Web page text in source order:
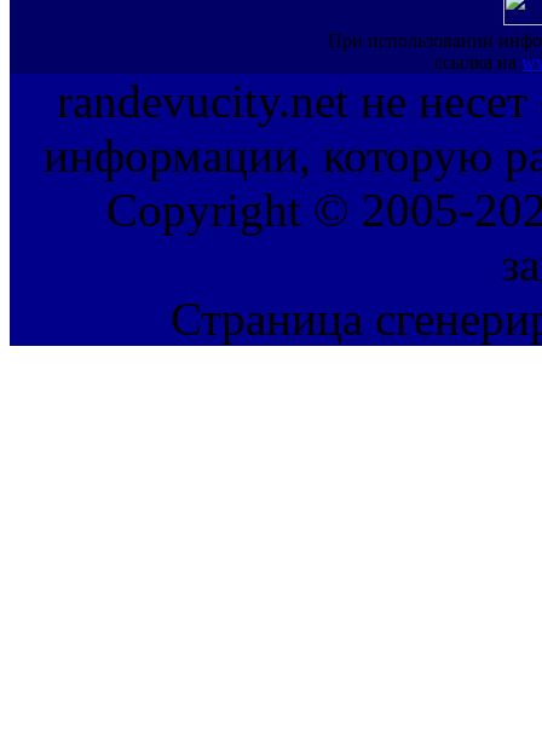
При использовании
ссылка на
randevucity.net не несет
информации, которую
Copyright © 2005-
Страница